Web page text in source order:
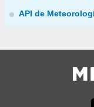
API de